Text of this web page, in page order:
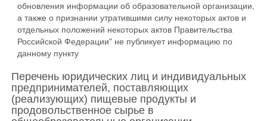
обновления информации об образовательной организации,
а также о признании утратившими силу некоторых актов и
отдельных положений некоторых актов Правительства
Российской Федерации" не публикует информацию по
данному пункту
Перечень юридических лиц и индивидуальных
предпринимателей, поставляющих
(реализующих) пищевые продукты и
продовольственное сырье в